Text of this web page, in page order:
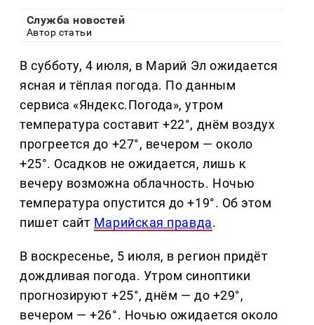
Служба новостей
Автор статьи
В субботу, 4 июля, в Марий Эл ожидается
ясная и тёплая погода. По данным
сервиса «Яндекс.Погода», утром
температура составит +22°, днём воздух
прогреется до +27°, вечером — около
+25°. Осадков не ожидается, лишь к
вечеру возможна облачность. Ночью
температура опустится до +19°. Об этом
пишет сайт Марийская правда.
В воскресенье, 5 июля, в регион придёт
дождливая погода. Утром синоптики
прогнозируют +25°, днём — до +29°,
вечером — +26°. Ночью ожидается около